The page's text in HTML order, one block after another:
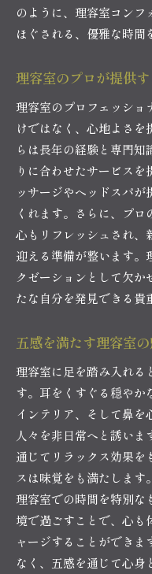
理容室での
理容室での
理容室のリ
理容室での
理容室のリ
理容室で心
理容室で得
理容室が提
理容室の空間が
理容室の空
理容室がも
理容室での癒
理容室の癒
理容室の空
理容室訪問で得
理容室で味わ
理容室訪問が
理容室での
理容室の極
理容室でし
理容室の極上
のように、理容室コンフ
ほぐされる、優雅な時間
理容室のプロが提供
理容室のプロフェッショ
けではなく、心地よさ
らは長年の経験と専門知
りに合わせたサービス
ッサージやヘッドスパ
くれます。さらに、プロ
心もリフレッシュされ、
迎える準備が整います。
クゼーションとして欠
たな自分を発見できる貴
五感を満たす理容室
理容室に足を踏み入れる
す。耳をくすぐる穏やか
インテリア、そして鼻を
人々を非日常へと誘い
通じてリラックス効果を
スは味覚をも満たします
理容室での時間を特別な
境で過ごすことで、心も
ャージすることができ
なく、五感を通じて心身